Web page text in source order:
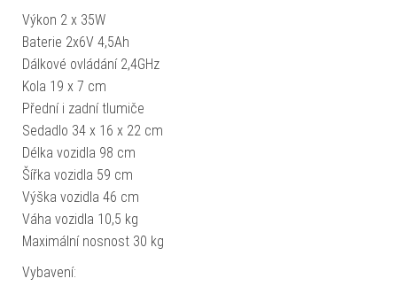
Výkon 2 x 35W
Baterie 2x6V 4,5Ah
Dálkové ovládání 2,4GHz
Kola 19 x 7 cm
Přední i zadní tlumiče
Sedadlo 34 x 16 x 22 cm
Délka vozidla 98 cm
Šířka vozidla 59 cm
Výška vozidla 46 cm
Váha vozidla 10,5 kg
Maximální nosnost 30 kg
Vybavení: